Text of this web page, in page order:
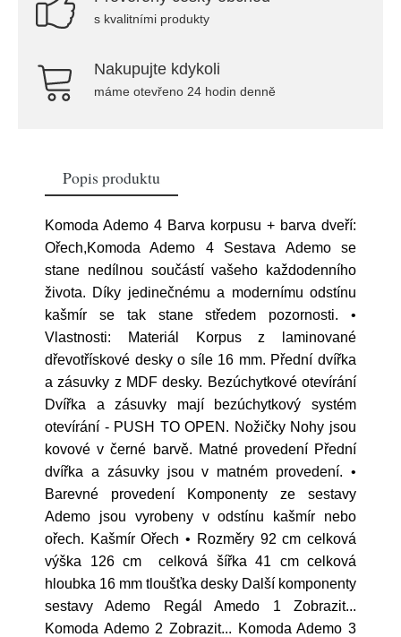
s kvalitními produkty
Nakupujte kdykoli
máme otevřeno 24 hodin denně
Popis produktu
Komoda Ademo 4 Barva korpusu + barva dveří:
Ořech,Komoda Ademo 4 Sestava Ademo se
stane nedílnou součástí vašeho každodenního
života. Díky jedinečnému a modernímu odstínu
kašmír se tak stane středem pozornosti. •
Vlastnosti: Materiál Korpus z laminované
dřevotřískové desky o síle 16 mm. Přední dvířka
a zásuvky z MDF desky. Bezúchytkové otevírání
Dvířka a zásuvky mají bezúchytkový systém
otevírání - PUSH TO OPEN. Nožičky Nohy jsou
kovové v černé barvě. Matné provedení Přední
dvířka a zásuvky jsou v matném provedení. •
Barevné provedení Komponenty ze sestavy
Ademo jsou vyrobeny v odstínu kašmír nebo
ořech. Kašmír Ořech • Rozměry 92 cm celková
výška 126 cm celková šířka 41 cm celková
hloubka 16 mm tloušťka desky Další komponenty
sestavy Ademo Regál Amedo 1 Zobrazit...
Komoda Ademo 2 Zobrazit... Komoda Ademo 3